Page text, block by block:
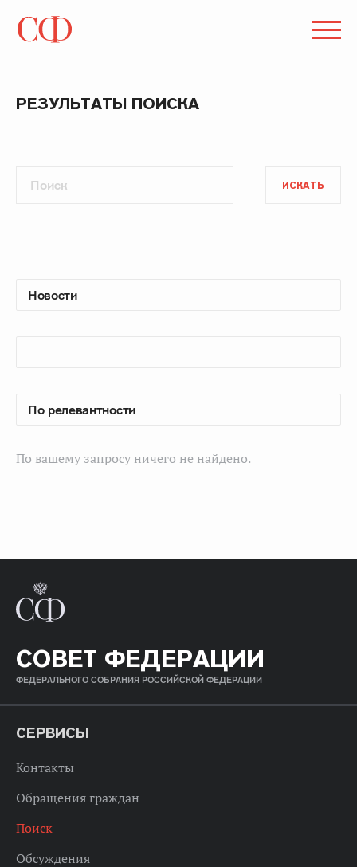
РЕЗУЛЬТАТЫ ПОИСКА
ИСКАТЬ
По вашему запросу ничего не найдено.
СОВЕТ ФЕДЕРАЦИИ
ФЕДЕРАЛЬНОГО СОБРАНИЯ РОССИЙСКОЙ ФЕДЕРАЦИИ
СЕРВИСЫ
Контакты
Обращения граждан
Поиск
Обсуждения